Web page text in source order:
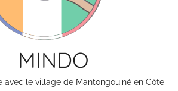
MINDO
avec le village de Mantongouiné en Côte